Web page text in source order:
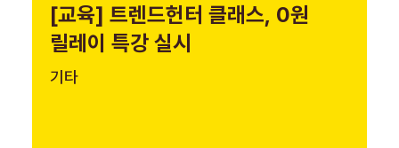
[교육] 트렌드헌터 클래스, 0원
릴레이 특강 실시
기타